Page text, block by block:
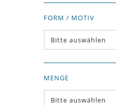
FORM / MOTIV
Bitte auswählen
MENGE
Bitte auswählen